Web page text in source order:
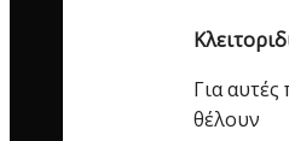
Για
θέλουν